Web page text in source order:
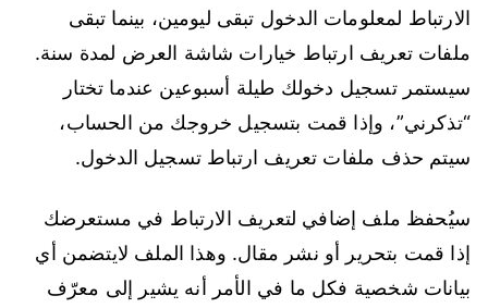
الارتباط لمعلومات الدخول تبقى ليومين، بينما تبقى
ملفات تعريف ارتباط خيارات شاشة العرض لمدة سنة.
سيستمر تسجيل دخولك طيلة أسبوعين عندما تختار
“تذكرني”، وإذا قمت بتسجيل خروجك من الحساب،
سيتم حذف ملفات تعريف ارتباط تسجيل الدخول.
سيُحفظ ملف إضافي لتعريف الارتباط في مستعرضك
إذا قمت بتحرير أو نشر مقال. وهذا الملف لايتضمن أي
بيانات شخصية فكل ما في الأمر أنه يشير إلى معرّف